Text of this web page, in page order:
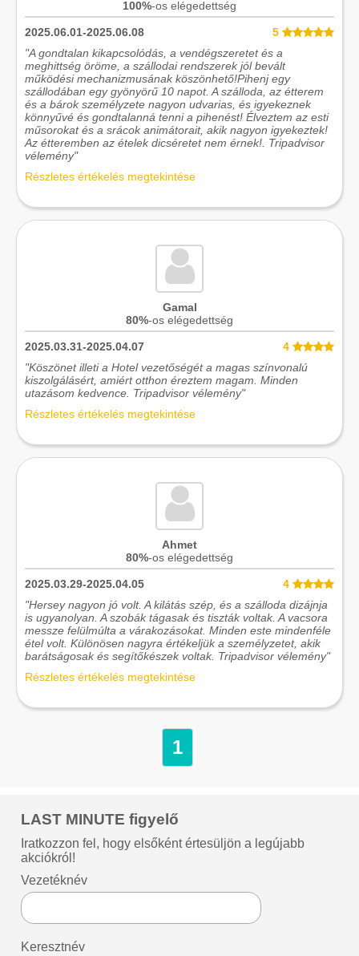
100%-os elégedettség
2025.06.01-2025.06.08
5
"A gondtalan kikapcsolódás, a vendégszeretet és a
meghittség öröme, a szállodai rendszerek jól bevált
működési mechanizmusának köszönhető!Pihenj egy
szállodában egy gyönyörű 10 napot. A szálloda, az étterem
és a bárok személyzete nagyon udvarias, és igyekeznek
könnyűvé és gondtalanná tenni a pihenést! Élveztem az esti
műsorokat és a srácok animátorait, akik nagyon igyekeztek!
Az étteremben az ételek dicséretet nem érnek!. Tripadvisor
vélemény"
Részletes értékelés megtekintése
Gamal
80%-os elégedettség
2025.03.31-2025.04.07
4
"Köszönet illeti a Hotel vezetőségét a magas színvonalú
kiszolgálásért, amiért otthon éreztem magam. Minden
utazásom kedvence. Tripadvisor vélemény"
Részletes értékelés megtekintése
Ahmet
80%-os elégedettség
2025.03.29-2025.04.05
4
"Hersey nagyon jó volt. A kilátás szép, és a szálloda dizájnja
is ugyanolyan. A szobák tágasak és tiszták voltak. A vacsora
messze felülmúlta a várakozásokat. Minden este mindenféle
étel volt. Különösen nagyra értékeljük a személyzetet, akik
barátságosak és segítőkészek voltak. Tripadvisor vélemény"
Részletes értékelés megtekintése
1
LAST MINUTE figyelő
Iratkozzon fel, hogy elsőként értesüljön a legújabb
akciókról!
Vezetéknév
Keresztnév